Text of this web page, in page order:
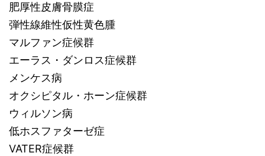
肥厚性皮膚骨膜症
弾性線維性仮性黄色腫
マルファン症候群
エーラス・ダンロス症候群
メンケス病
オクシピタル・ホーン症候群
ウィルソン病
低ホスファターゼ症
VATER症候群